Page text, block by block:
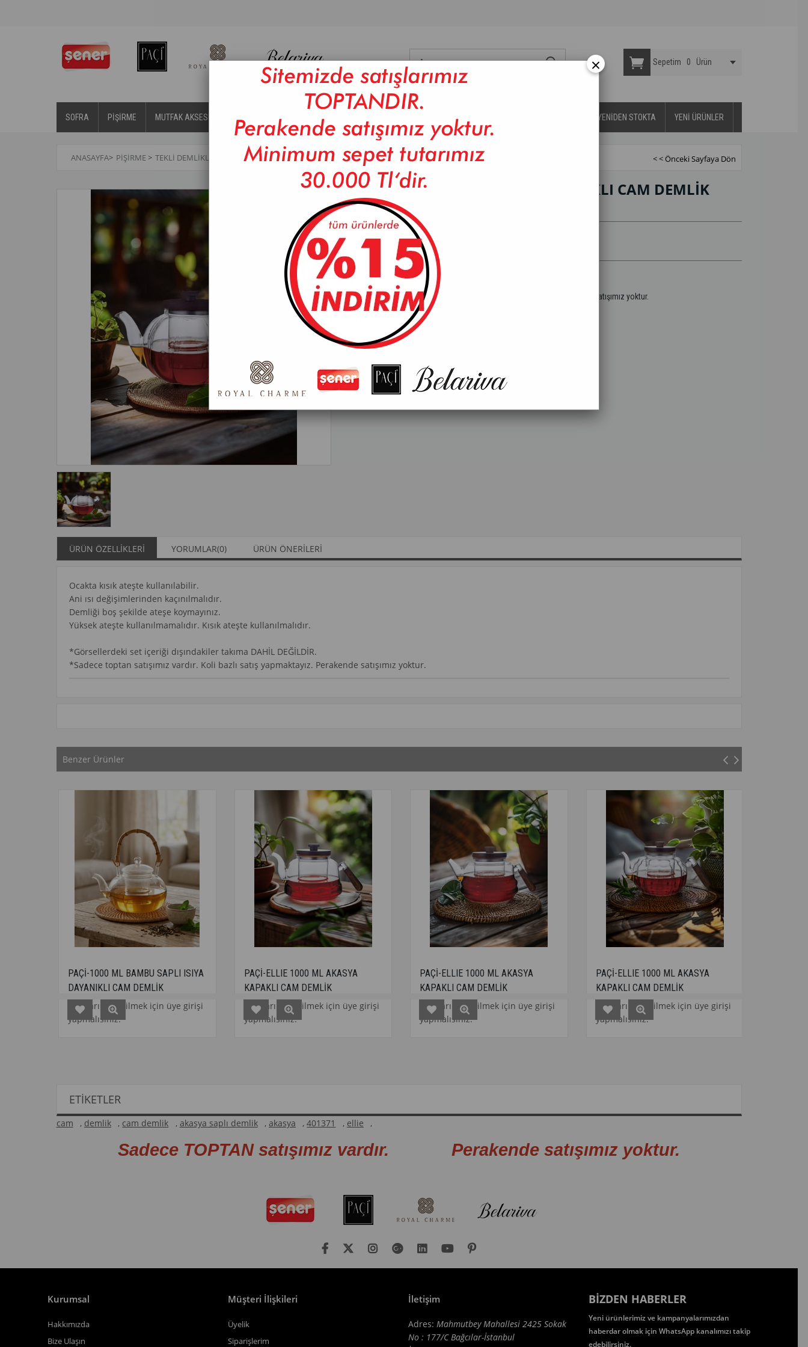
Sepetim 0 Ürün
SOFRA PİŞİRME MUTFAK AKSESUARLARI BANYO CAM ÜRÜNLER YENİDEN STOKTA YENİ ÜRÜNLER
ANASAYFA> PİŞİRME> TEKLI DEMLIKLER PAÇİ-ELLIE 1000 ML AKASYA KAPAKLI CAM DEMLİK < < Önceki Sayfaya Dön
PAÇİ-ELLIE 1000 ML AKASYA KAPAKLI CAM DEMLİK
(P/CAM-401371)
Marka PAÇİ
Fiyatları görebilmek için üye girişi yapmalısınız.
*Sadece toptan satışımız vardır. Koli bazlı satış yapmaktayız. Perakende satışımız yoktur.
Tavsiye Et
ÜRÜN ÖZELLIKLERI YORUMLAR(0) ÜRÜN ÖNERILERI
Ocakta kısık ateşte kullanılabilir.
Ani ısı değişimlerinden kaçınılmalıdır.
Demliği boş şekilde ateşe koymayınız.
Yüksek ateşte kullanılmamalıdır. Kısık ateşte kullanılmalıdır.
*Görsellerdeki set içeriği dışındakiler takıma DAHİL DEĞİLDİR.
*Sadece toptan satışımız vardır. Koli bazlı satış yapmaktayız. Perakende satışımız yoktur.
Benzer Ürünler
PAÇİ-1000 ML BAMBU SAPLI ISIYA
DAYANIKLI CAM DEMLİK
Fiyatları görebilmek için üye girişi
PAÇİ-ELLIE 1000 ML AKASYA
KAPAKLI CAM DEMLİK
Fiyatları görebilmek için üye girişi
PAÇİ-ELLIE 1000 ML AKASYA
KAPAKLI CAM DEMLİK
Fiyatları görebilmek için üye girişi
PAÇİ-ELLIE 1000 ML AKASYA
KAPAKLI CAM DEMLİK
Fiyatları görebilmek için üye girişi
Fiyatları görebilmek
ETIKETLER
cam , demlik , cam demlik , akasya saplı demlik , akasya , 401371 , ellie ,
Sadece TOPTAN satışımız vardır. Perakende satışımız yoktur.
Kurumsal
Hakkımızda
Bize Ulaşın
Müşteri İlişkileri
Üyelik
Siparişlerim
İletişim
Adres: Mahmutbey Mahallesi 2425 Sokak
No : 177/C Bağcılar-İstanbul
BIZDEN HABERLER
Yeni ürünlerimiz ve kampanyalarımızdan
haberdar olmak için WhatsApp kanalımızı takip
edebilirsiniz.
×